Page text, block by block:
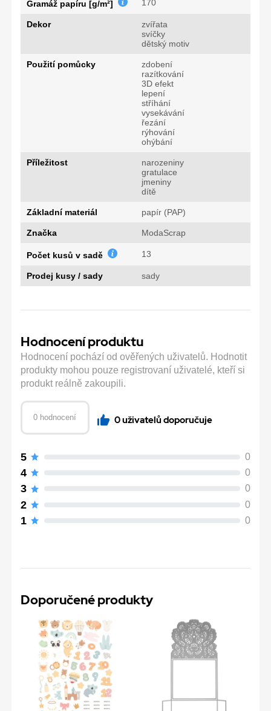
Gramáž papíru [g/m²] 170
Dekor
zvířata
svíčky
dětský motiv
Použití pomůcky
zdobení
razítkování
3D efekt
lepení
stříhání
vysekávání
řezání
rýhování
ohýbání
Příležitost
narozeniny
gratulace
jmeniny
dítě
Základní materiál papír (PAP)
Značka ModaScrap
Počet kusů v sadě 13
Prodej kusy / sady sady
Hodnocení produktu
Hodnocení pochází od ověřených uživatelů. Hodnotit
produkty mohou pouze registrovaní uživatelé, kteří si
produkt reálně zakoupili.
0 hodnocení 0 uživatelů doporučuje
5 0
4 0
3 0
2 0
1 0
Doporučené produkty